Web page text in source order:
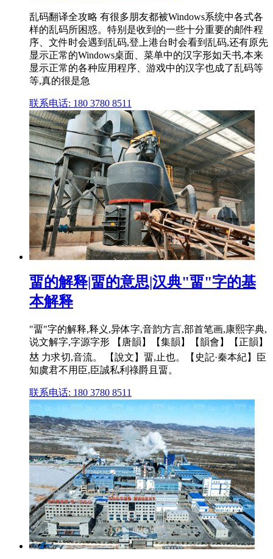
乱码翻译全攻略 有很多朋友都被Windows系统中各式各
样的乱码所困惑。特别是收到的一些十分重要的邮件程
序、文件时会遇到乱码,登上港台时会看到乱码,还有原先
显示正常的Windows桌面、菜单中的汉字形如天书,本来
显示正常的各种应用程序、游戏中的汉字也成了乱码等
等,真的很是急
联系电话: 180 3780 8511
畱的解释|畱的意思|汉典"畱"字的基
本解释
"畱"字的解释,释义,异体字,音韵方言,部首笔画,康熙字典,
说文解字,字源字形 【唐韻】【集韻】【韻會】【正韻】
𠀤 力求切,音流。 【說文】畱,止也。【史記·秦本紀】臣
知虞君不用臣,臣誠私利祿爵且畱。
联系电话: 180 3780 8511